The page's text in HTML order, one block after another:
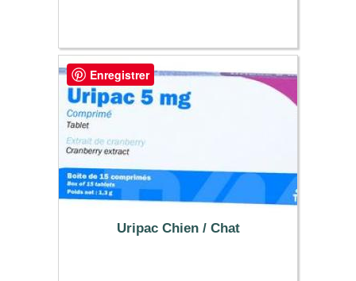
11.69 €
Uripac Chien / Chat
Enregistrer